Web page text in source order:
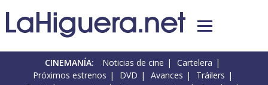
CINEMANÍA: Noticias de cine
Cartelera
Próximos estrenos
DVD Avances
Tráilers